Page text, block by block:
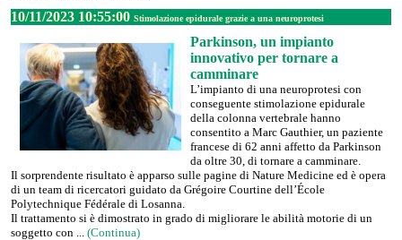
10/11/2023 10:55:00 Stimolazione epidurale grazie a una neuroprotesi
Parkinson, un impianto
innovativo per tornare a
camminare
L’impianto di una neuroprotesi con
conseguente stimolazione epidurale
della colonna vertebrale hanno
consentito a Marc Gauthier, un paziente
francese di 62 anni affetto da Parkinson
da oltre 30, di tornare a camminare.
Il sorprendente risultato è apparso sulle pagine di Nature Medicine ed è opera
di un team di ricercatori guidato da Grégoire Courtine dell’École
Polytechnique Fédérale di Losanna.
Il trattamento si è dimostrato in grado di migliorare le abilità motorie di un
soggetto con ... (Continua)